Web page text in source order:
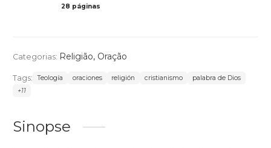
28 páginas
Categorias: Religião, Oração
Tags: Teología oraciones religión cristianismo
palabra de Dios
+11
Sinopse